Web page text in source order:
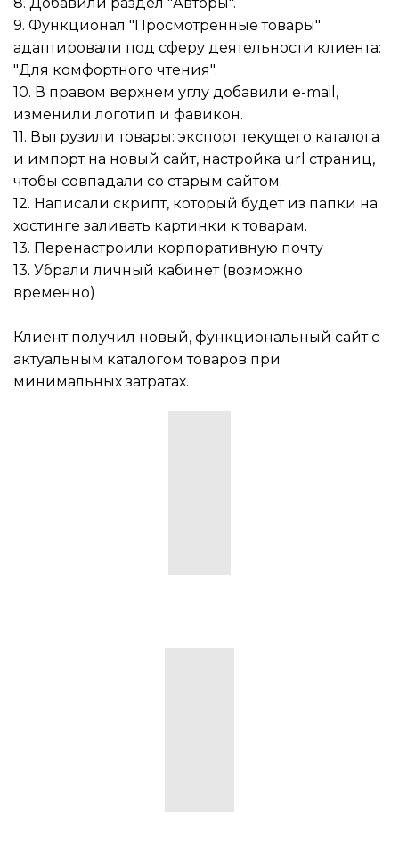
9. Функционал "Просмотренные товары"
адаптировали под сферу деятельности клиента:
"Для комфортного чтения".
10. В правом верхнем углу добавили e-mail,
изменили логотип и фавикон.
11. Выгрузили товары: экспорт текущего каталога
и импорт на новый сайт, настройка url страниц,
чтобы совпадали со старым сайтом.
12. Написали скрипт, который будет из папки на
хостинге заливать картинки к товарам.
13. Перенастроили корпоративную почту
13. Убрали личный кабинет (возможно
временно)
Клиент получил новый, функциональный сайт с
актуальным каталогом товаров при
минимальных затратах.